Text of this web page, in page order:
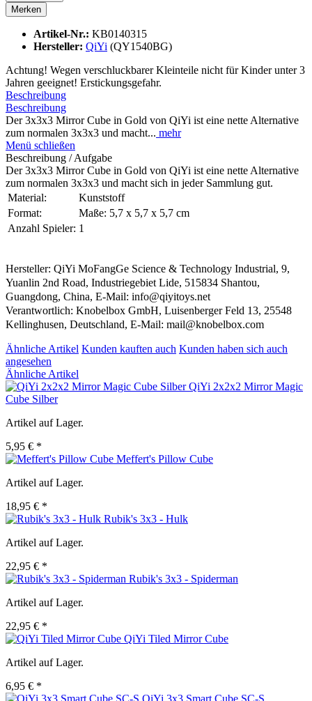
Merken
Artikel-Nr.: KB0140315
Hersteller: QiYi (QY1540BG)
Achtung! Wegen verschluckbarer Kleinteile nicht für Kinder unter 3
Jahren geeignet! Erstickungsgefahr.
Beschreibung
Beschreibung
Der 3x3x3 Mirror Cube in Gold von QiYi ist eine nette Alternative
zum normalen 3x3x3 und macht... mehr
Menü schließen
Beschreibung / Aufgabe
Der 3x3x3 Mirror Cube in Gold von QiYi ist eine nette Alternative
zum normalen 3x3x3 und macht sich in jeder Sammlung gut.
Material:
Kunststoff
Format:
Maße: 5,7 x 5,7 x 5,7 cm
Anzahl Spieler: 1
Hersteller: QiYi MoFangGe Science & Technology Industrial, 9,
Yuanlin 2nd Road, Industriegebiet Lide, 515834 Shantou,
Guangdong, China, E-Mail: info@qiyitoys.net
Verantwortlich: Knobelbox GmbH, Luisenberger Feld 13, 25548
Kellinghusen, Deutschland, E-Mail: mail@knobelbox.com
Ähnliche Artikel Kunden kauften auch Kunden haben sich auch
angesehen
Ähnliche Artikel
QiYi 2x2x2 Mirror Magic
Cube Silber
Artikel auf Lager.
5,95 € *
Meffert's Pillow Cube
Artikel auf Lager.
18,95 € *
Rubik's 3x3 - Hulk
Artikel auf Lager.
22,95 € *
Rubik's 3x3 - Spiderman
Artikel auf Lager.
22,95 € *
QiYi Tiled Mirror Cube
Artikel auf Lager.
6,95 € *